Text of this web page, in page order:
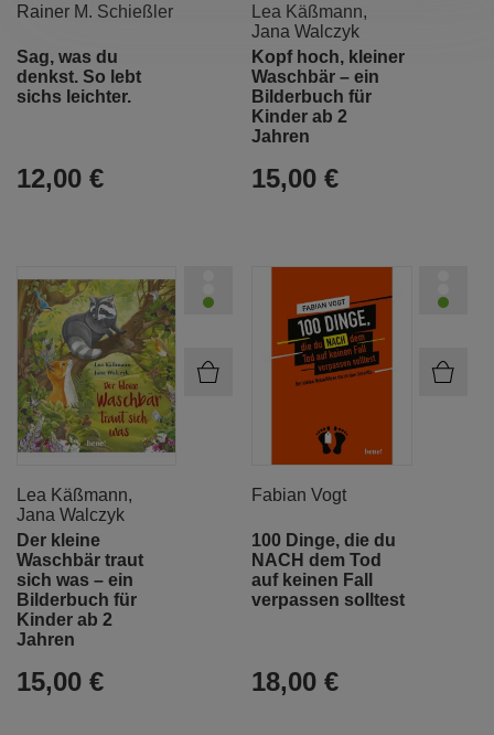
Rainer M. Schießler
Sag, was du
denkst. So lebt
sichs leichter.
12,00 €
Lea Käßmann,
Jana Walczyk
Kopf hoch, kleiner
Waschbär – ein
Bilderbuch für
Kinder ab 2
Jahren
15,00 €
Lea Käßmann,
Jana Walczyk
Der kleine
Waschbär traut
sich was – ein
Bilderbuch für
Kinder ab 2
Jahren
15,00 €
Fabian Vogt
100 Dinge, die du
NACH dem Tod
auf keinen Fall
verpassen solltest
18,00 €